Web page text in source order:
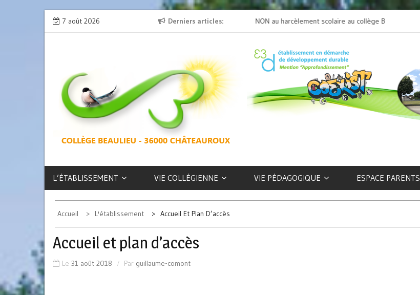
Skip
to
7 août 2026 Derniers articles
» : l’émission de radioL’exposition des latinistes est là ! NON au harcèlement scolaire au collège Beaulieu
COLLÈGE
BEAULIEU –
CHÂTEAUROUX
L’ÉTABLISSEMENT VIE COLLÉGIENNE VIE PÉDAGOGIQUE ESPACE PARENTS
Accueil L'établissement Accueil Et Plan D’accès
Accueil et plan d’accès
Le 31 août 2018 Par guillaume-comont